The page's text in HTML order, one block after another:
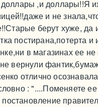
,и доллары!!Я
и не
берут хуже, да
постирана,потерта
в магазинах ее
вернули
отлично
: "....Поменяете
постановление